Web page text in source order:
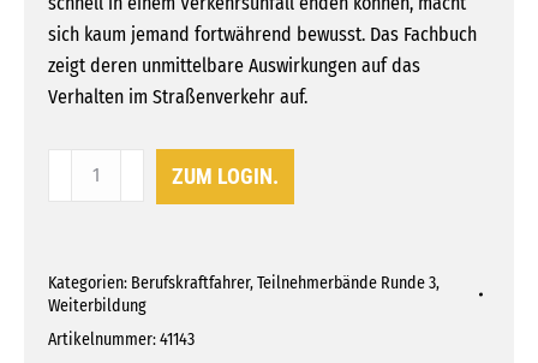
sich kaum jemand fortwährend bewusst. Das Fachbuch
zeigt deren unmittelbare Auswirkungen auf das
Verhalten im Straßenverkehr auf.
Thema
und
Unfälle
Menge
ZUM LOGIN.
Kategorien: Berufskraftfahrer,Teilnehmerbände Runde 3,
Weiterbildung
Artikelnummer:41143